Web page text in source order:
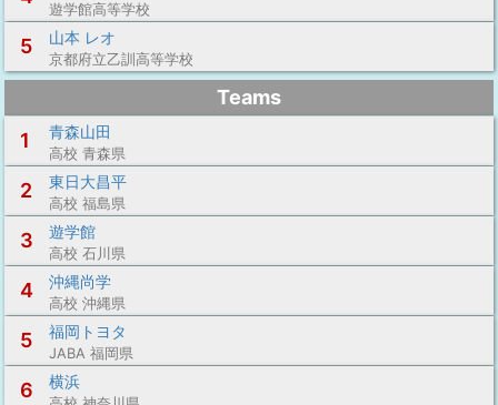
遊学館高等学校
5 山本 レオ
京都府立乙訓高等学校
Teams
1
青森山田
高校 青森県
2 東日大昌平
高校 福島県
3 遊学館
高校 石川県
4 沖縄尚学
高校 沖縄県
5 福岡トヨタ
JABA 福岡県
6 横浜